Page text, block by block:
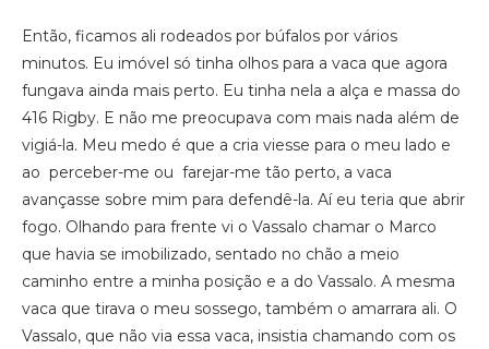
Então, ficamos ali rodeados por búfalos por vários
minutos. Eu imóvel só tinha olhos para a vaca que agora
fungava ainda mais perto. Eu tinha nela a alça e massa do
416 Rigby. E não me preocupava com mais nada além de
vigiá-la. Meu medo é que a cria viesse para o meu lado e
ao perceber-me ou farejar-me tão perto, a vaca
avançasse sobre mim para defendê-la. Aí eu teria que abrir
fogo. Olhando para frente vi o Vassalo chamar o Marco
que havia se imobilizado, sentado no chão a meio
caminho entre a minha posição e a do Vassalo. A mesma
vaca que tirava o meu sossego, também o amarrara ali. O
Vassalo, que não via essa vaca, insistia chamando com os